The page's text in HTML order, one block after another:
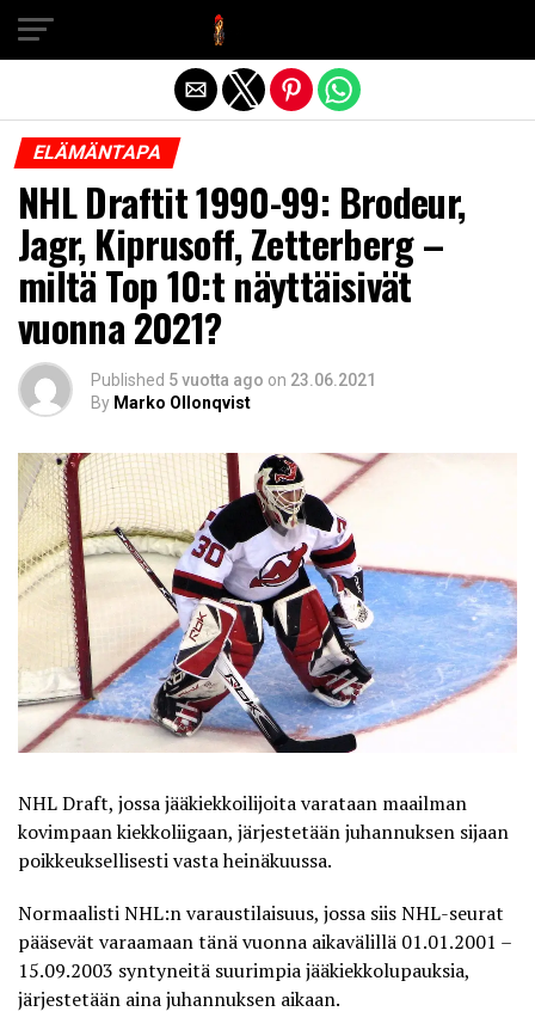
ELÄMÄNTAPA
NHL Draftit 1990-99: Brodeur,
Jagr, Kiprusoff, Zetterberg –
miltä Top 10:t näyttäisivät
vuonna 2021?
Published 5 vuotta ago on 23.06.2021
By Marko Ollonqvist
NHL Draft, jossa jääkiekkoilijoita varataan maailman
kovimpaan kiekkoliigaan, järjestetään juhannuksen sijaan
poikkeuksellisesti vasta heinäkuussa.
Normaalisti NHL:n varaustilaisuus, jossa siis NHL-seurat
pääsevät varaamaan tänä vuonna aikavälillä 01.01.2001 –
15.09.2003 syntyneitä suurimpia jääkiekkolupauksia,
järjestetään aina juhannuksen aikaan.
Exit mobile version